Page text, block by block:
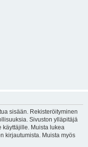
sisään. Rekisteröityminen
Sivuston ylläpitäjä
käyttäjille. Muista lukea
kirjautumista. Muista myös